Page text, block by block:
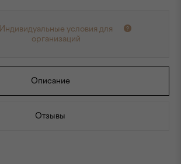
Индивидуальные условия для
организаций
Описание
Отзывы